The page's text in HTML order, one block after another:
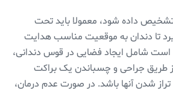
داده شود، معمولا باید تحت
تا دندان به موقعیت مناسب هدایت
است شامل ایجاد فضایی در قوس دندانی،
از طریق جراحی و چسباندن یک براکت
شدن آنها باشد. در صورت عدم درمان،